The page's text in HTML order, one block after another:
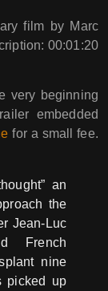
film by Marc
00:01:20
very beginning
embedded
for a small fee.
an
the
Jean-Luc
French
nine
picked up